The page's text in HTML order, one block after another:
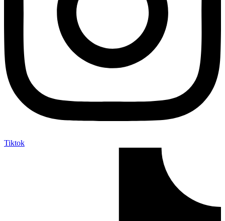
Tiktok